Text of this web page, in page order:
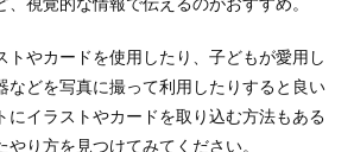
トやカードを使用したり、子どもが愛用し
などを写真に撮って利用したりすると良い
にイラストやカードを取り込む方法もある
り方を見つけてみてください。